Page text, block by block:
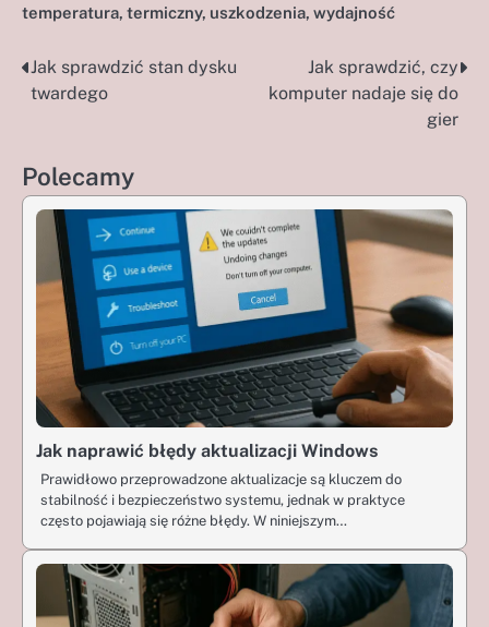
temperatura, termiczny, uszkodzenia, wydajność
Nawigacja
wpisu
Jak sprawdzić stan dysku
twardego
Jak sprawdzić, czy
komputer nadaje się do
gier
Polecamy
Jak naprawić błędy aktualizacji Windows
Prawidłowo przeprowadzone aktualizacje są kluczem do
stabilność i bezpieczeństwo systemu, jednak w praktyce
często pojawiają się różne błędy. W niniejszym…